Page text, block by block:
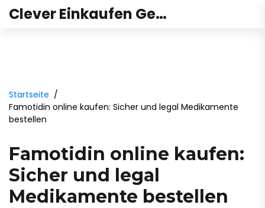
Clever Einkaufen Gesundheit
Startseite
Famotidin online kaufen: Sicher und legal Medikamente
bestellen
Famotidin online kaufen:
Sicher und legal
Medikamente bestellen